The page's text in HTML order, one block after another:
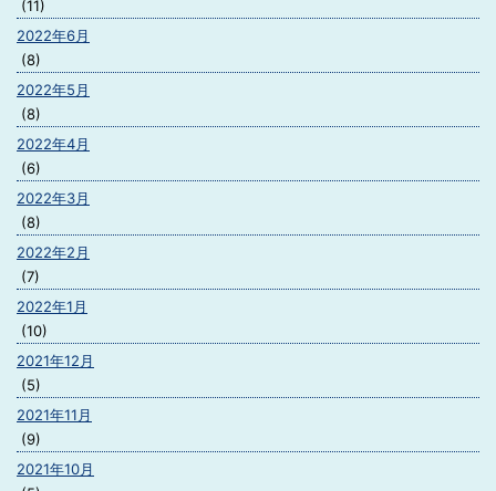
(11)
2022年6月
(8)
2022年5月
(8)
2022年4月
(6)
2022年3月
(8)
2022年2月
(7)
2022年1月
(10)
2021年12月
(5)
2021年11月
(9)
2021年10月